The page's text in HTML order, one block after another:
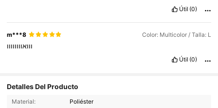
Útil (0)
m***8 Color: Multicolor / Talla: L
ווואוווווווו
Útil (0)
Detalles Del Producto
Material:
Poliéster
1.2K Seguidores